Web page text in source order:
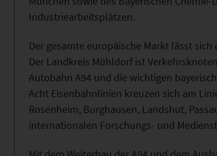
Industriearbeitsplätzen.
Der gesamte europäische Markt lässt
Der Landkreis Mühldorf ist
Autobahn A94 und die wichtigen
Acht Eisenbahnlinien kreuzen sich am
Rosenheim, Burghausen, Landshut,
internationalen Forschungs- und